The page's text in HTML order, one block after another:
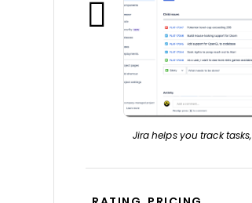
Jira helps you track